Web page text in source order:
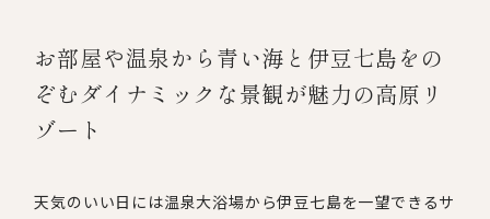
お部屋や温泉から青い海と伊豆七島をの
ぞむダイナミックな景観が魅力の高原リ
ゾート
天気のいい日には温泉大浴場から伊豆七島を一望できるサ